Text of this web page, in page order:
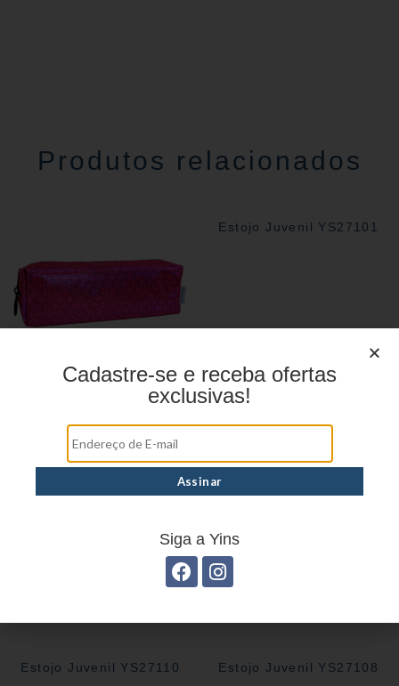
Produtos relacionados
Estojo Juvenil YS27101
Estojo Juvenil YS27110 Estojo Juvenil YS27108
Cadastre-se e receba ofertas
exclusivas!
Siga a Yins